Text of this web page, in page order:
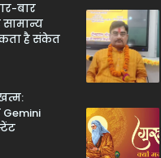
बार
है संकेत
Gemini